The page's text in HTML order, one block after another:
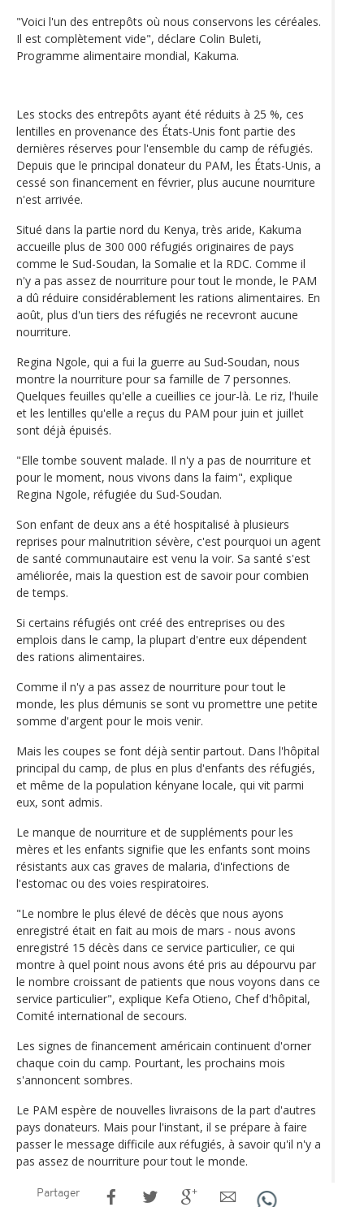
"Voici l'un des entrepôts où nous conservons les céréales.
Il est complètement vide", déclare Colin Buleti,
Programme alimentaire mondial, Kakuma.
Les stocks des entrepôts ayant été réduits à 25 %, ces
lentilles en provenance des États-Unis font partie des
dernières réserves pour l'ensemble du camp de réfugiés.
Depuis que le principal donateur du PAM, les États-Unis, a
cessé son financement en février, plus aucune nourriture
n'est arrivée.
Situé dans la partie nord du Kenya, très aride, Kakuma
accueille plus de 300 000 réfugiés originaires de pays
comme le Sud-Soudan, la Somalie et la RDC. Comme il
n'y a pas assez de nourriture pour tout le monde, le PAM
a dû réduire considérablement les rations alimentaires. En
août, plus d'un tiers des réfugiés ne recevront aucune
nourriture.
Regina Ngole, qui a fui la guerre au Sud-Soudan, nous
montre la nourriture pour sa famille de 7 personnes.
Quelques feuilles qu'elle a cueillies ce jour-là. Le riz, l'huile
et les lentilles qu'elle a reçus du PAM pour juin et juillet
sont déjà épuisés.
"Elle tombe souvent malade. Il n'y a pas de nourriture et
pour le moment, nous vivons dans la faim", explique
Regina Ngole, réfugiée du Sud-Soudan.
Son enfant de deux ans a été hospitalisé à plusieurs
reprises pour malnutrition sévère, c'est pourquoi un agent
de santé communautaire est venu la voir. Sa santé s'est
améliorée, mais la question est de savoir pour combien
de temps.
Si certains réfugiés ont créé des entreprises ou des
emplois dans le camp, la plupart d'entre eux dépendent
des rations alimentaires.
Comme il n'y a pas assez de nourriture pour tout le
monde, les plus démunis se sont vu promettre une petite
somme d'argent pour le mois venir.
Mais les coupes se font déjà sentir partout. Dans l'hôpital
principal du camp, de plus en plus d'enfants des réfugiés,
et même de la population kényane locale, qui vit parmi
eux, sont admis.
Le manque de nourriture et de suppléments pour les
mères et les enfants signifie que les enfants sont moins
résistants aux cas graves de malaria, d'infections de
l'estomac ou des voies respiratoires.
"Le nombre le plus élevé de décès que nous ayons
enregistré était en fait au mois de mars - nous avons
enregistré 15 décès dans ce service particulier, ce qui
montre à quel point nous avons été pris au dépourvu par
le nombre croissant de patients que nous voyons dans ce
service particulier", explique Kefa Otieno, Chef d'hôpital,
Comité international de secours.
Les signes de financement américain continuent d'orner
chaque coin du camp. Pourtant, les prochains mois
s'annoncent sombres.
Le PAM espère de nouvelles livraisons de la part d'autres
pays donateurs. Mais pour l'instant, il se prépare à faire
passer le message difficile aux réfugiés, à savoir qu'il n'y a
pas assez de nourriture pour tout le monde.
Partager